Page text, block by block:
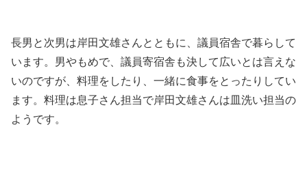
長男と次男は岸田文雄さんとともに、議員宿舎で暮らして
います。男やもめで、議員寄宿舎も決して広いとは言えな
いのですが、料理をしたり、一緒に食事をとったりしてい
ます。料理は息子さん担当で岸田文雄さんは皿洗い担当の
ようです。